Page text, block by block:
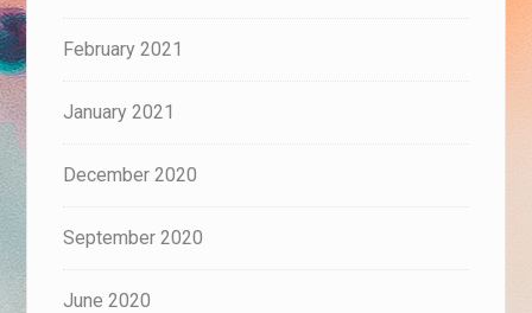
February 2021
January 2021
December 2020
September 2020
June 2020